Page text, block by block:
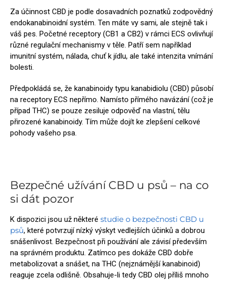
Za účinnost CBD je podle dosavadních poznatků zodpovědný
endokanabinoidní systém. Ten máte vy sami, ale stejně tak i
váš pes. Početné receptory (CB1 a CB2) v rámci ECS ovlivňují
různé regulační mechanismy v těle. Patří sem například
imunitní systém, nálada, chuť k jídlu, ale také intenzita vnímání
bolesti.
Předpokládá se, že kanabinoidy typu kanabidiolu (CBD) působí
na receptory ECS nepřímo. Namísto přímého navázání (což je
případ THC) se pouze zesiluje odpověď na vlastní, tělu
přirozené kanabinoidy. Tím může dojít ke zlepšení celkové
pohody vašeho psa.
Bezpečné užívání CBD u psů – na co
si dát pozor
K dispozici jsou už některé studie o bezpečnosti CBD u
psů, které potvrzují nízký výskyt vedlejších účinků a dobrou
snášenlivost. Bezpečnost při používání ale závisí především
na správném produktu. Zatímco pes dokáže CBD dobře
metabolizovat a snášet, na THC (nejznámější kanabinoid)
reaguje zcela odlišně. Obsahuje-li tedy CBD olej příliš mnoho